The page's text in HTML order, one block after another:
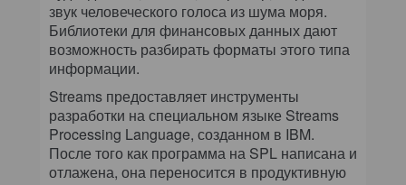
звук человеческого голоса из шума моря.
Библиотеки для финансовых данных дают
возможность разбирать форматы этого типа
информации.
Streams предоставляет инструменты
разработки на специальном языке Streams
Processing Language, созданном в IBM.
После того как программа на SPL написана и
отлажена, она переносится в продуктивную